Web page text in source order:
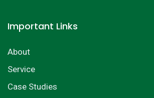
Important Links
About
Service
Case Studies